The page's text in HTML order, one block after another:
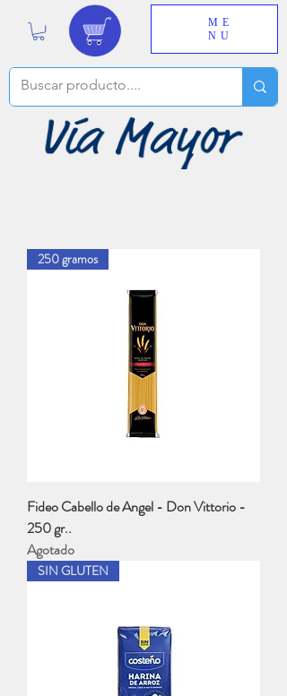
ME
NU
250 gramos
Fideo Cabello de Angel - Don Vittorio -
250 gr..
Agotado
SIN GLUTEN